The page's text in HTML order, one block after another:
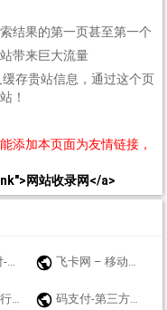
结果的第一页甚至第一个
带来巨大流量
存贵站信息，通过这个页
！
添加本页面为友情链接，
网站收录网</a>
付 飞卡网 – 移动联通电信19元无限流量卡推荐_正规手机卡办理
网站】www.yicf.cn 码支付-第三方收款平台